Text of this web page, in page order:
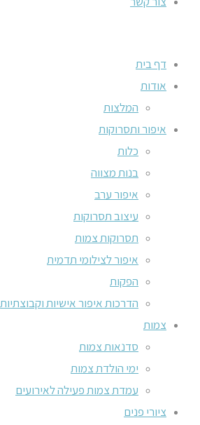
דף בית
אודות
המלצות
איפור ותסרוקות
כלות
בנות מצווה
איפור ערב
עיצוב תסרוקות
תסרוקות צמות
איפור לצילומי תדמית
הפקות
הדרכות איפור אישיות וקבוצתיות
צמות
סדנאות צמות
ימי הולדת צמות
עמדת צמות פעילה לאירועים
ציורי פנים